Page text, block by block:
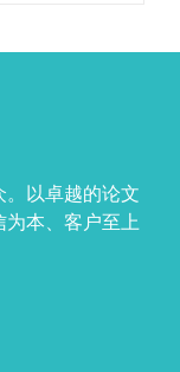
以卓越的论文
本、客户至上